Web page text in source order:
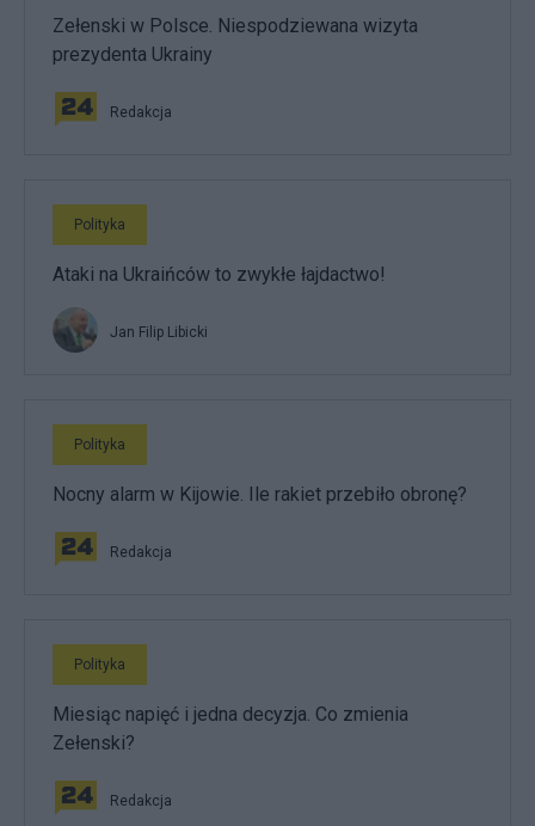
Zełenski w Polsce. Niespodziewana wizyta
prezydenta Ukrainy
Redakcja
Polityka
Ataki na Ukraińców to zwykłe łajdactwo!
Jan Filip Libicki
Polityka
Nocny alarm w Kijowie. Ile rakiet przebiło obronę?
Redakcja
Polityka
Miesiąc napięć i jedna decyzja. Co zmienia
Zełenski?
Redakcja